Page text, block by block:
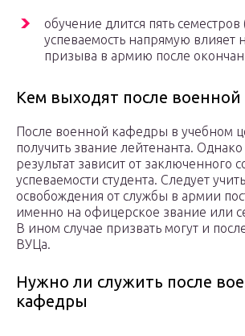
обучение длится пять семестров
успеваемость напрямую влияет
призыва в армию после
Кем выходят после
После военной кафедры в учебном
получить звание лейтенанта.
результат зависит от заключенного
успеваемости студента. Следует
освобождения от службы в армии
именно на офицерское звание или
В ином случае призвать могут и
ВУЦа.
Нужно ли служить после
кафедры